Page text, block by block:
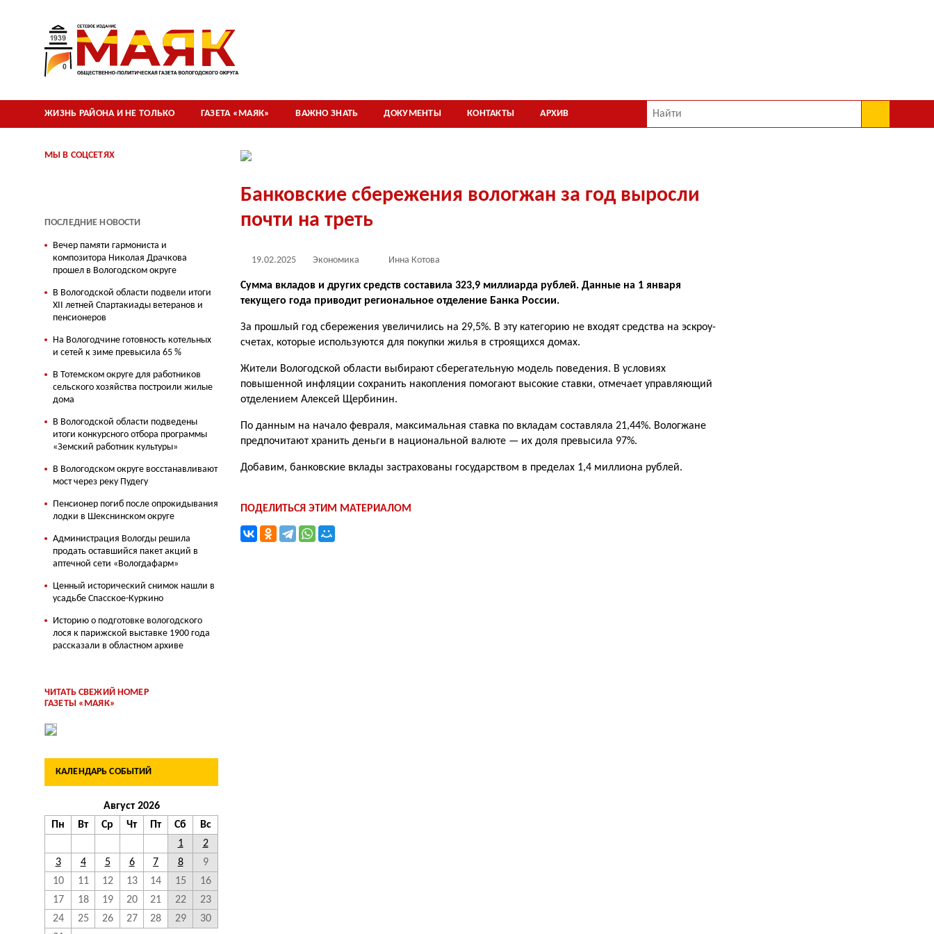
ЖИЗНЬ РАЙОНА И НЕ ТОЛЬКО ГАЗЕТА «МАЯК» ВАЖНО ЗНАТЬ ДОКУМЕНТЫ КОНТАКТЫ АРХИВ
Банковские сбережения вологжан за год выросли
почти на треть
19.02.2025 Экономика Инна Котова
Сумма вкладов и других средств составила 323,9 миллиарда рублей. Данные на 1 января
текущего года приводит региональное отделение Банка России.
За прошлый год сбережения увеличились на 29,5%. В эту категорию не входят средства на эскроу-
счетах, которые используются для покупки жилья в строящихся домах.
Жители Вологодской области выбирают сберегательную модель поведения. В условиях
повышенной инфляции сохранить накопления помогают высокие ставки, отмечает управляющий
отделением Алексей Щербинин.
По данным на начало февраля, максимальная ставка по вкладам составляла 21,44%. Вологжане
предпочитают хранить деньги в национальной валюте — их доля превысила 97%.
Добавим, банковские вклады застрахованы государством в пределах 1,4 миллиона рублей.
ПОДЕЛИТЬСЯ ЭТИМ МАТЕРИАЛОМ
МЫ В СОЦСЕТЯХ
ПОСЛЕДНИЕ НОВОСТИ
Вечер памяти гармониста и
композитора Николая Драчкова
прошел в Вологодском округе
В Вологодской области подвели итоги
XII летней Спартакиады ветеранов и
пенсионеров
На Вологодчине готовность котельных
и сетей к зиме превысила 65 %
В Тотемском округе для работников
сельского хозяйства построили жилые
дома
В Вологодской области подведены
итоги конкурсного отбора программы
«Земский работник культуры»
В Вологодском округе восстанавливают
мост через реку Пудегу
Пенсионер погиб после опрокидывания
лодки в Шекснинском округе
Администрация Вологды решила
продать оставшийся пакет акций в
аптечной сети «Вологдафарм»
Ценный исторический снимок нашли в
усадьбе Спасское-Куркино
Историю о подготовке вологодского
лося к парижской выставке 1900 года
рассказали в областном архиве
ЧИТАТЬ СВЕЖИЙ НОМЕР
ГАЗЕТЫ «МАЯК»
КАЛЕНДАРЬ СОБЫТИЙ
Август 2026
Пн
Вт Ср Чт Пт Сб
Вс
1
2
3
4 5 6 7 8
9
10
11 12 13 14 15
16
17
18 19 20 21 22
23
24
25 26 27 28 29
30